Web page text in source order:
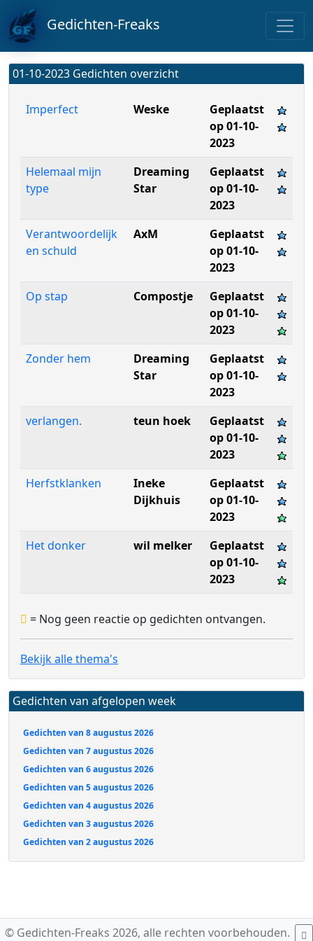
Gedichten-Freaks
01-10-2023 Gedichten overzicht
Imperfect Weske
Geplaatst
op 01-10-
2023
Helemaal mijn
type
Dreaming
Star
Geplaatst
op 01-10-
2023
Verantwoordelijk
en schuld
AxM
Geplaatst
op 01-10-
2023
Op stap
Compostje
Geplaatst
op 01-10-
2023
Zonder hem
Dreaming
Star
Geplaatst
op 01-10-
2023
verlangen.
teun hoek
Geplaatst
op 01-10-
2023
Herfstklanken
Ineke
Dijkhuis
Geplaatst
op 01-10-
2023
Het donker
wil melker
Geplaatst
op 01-10-
2023
= Nog geen reactie op gedichten ontvangen.
Bekijk alle thema's
Gedichten van afgelopen week
Gedichten van 8 augustus 2026
Gedichten van 7 augustus 2026
Gedichten van 6 augustus 2026
Gedichten van 5 augustus 2026
Gedichten van 4 augustus 2026
Gedichten van 3 augustus 2026
Gedichten van 2 augustus 2026
© Gedichten-Freaks 2026, alle rechten voorbehouden.